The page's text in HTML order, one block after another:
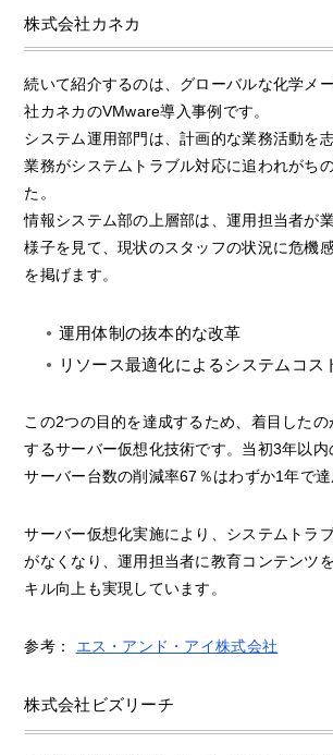
株式会社カネカ
続いて紹介するのは、グローバルな化学メ
社カネカのVMware導入事例です。
システム運用部門は、計画的な業務活動を
業務がシステムトラブル対応に追われがち
た。
情報システム部の上層部は、運用担当者が
様子を見て、現状のスタッフの状況に危機
を掲げます。
運用体制の抜本的な改革
リソース最適化によるシステムコス
この2つの目的を達成するため、着目した
するサーバー仮想化技術です。当初3年以
サーバー台数の削減率67％はわずか1年で達
サーバー仮想化実施により、システムトラ
がなくなり、運用担当者に教育コンテンツ
キル向上も実現しています。
参考： エス・アンド・アイ株式会社
株式会社ビズリーチ